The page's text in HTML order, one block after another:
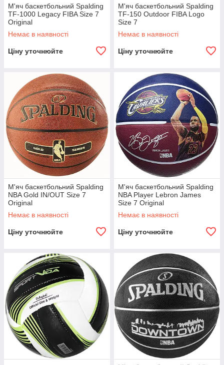
М'яч баскетбольний Spalding
TF-1000 Legacy FIBA Size 7
Original
Немає в наявності
Ціну уточнюйте
М'яч баскетбольний Spalding
TF-150 Outdoor FIBA Logo
Size 7
Немає в наявності
Ціну уточнюйте
М'яч баскетбольний Spalding
NBA Gold IN/OUT Size 7
Original
Немає в наявності
Ціну уточнюйте
М'яч баскетбольний Spalding
NBA Player Lebron James
Size 7 Original
Немає в наявності
Ціну уточнюйте